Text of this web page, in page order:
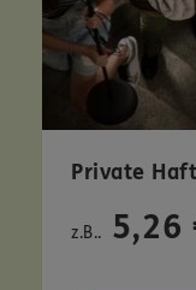
Private
z.B.. 5,26